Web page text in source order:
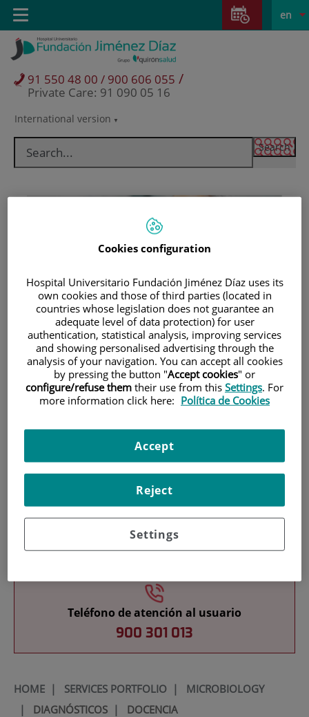
Jump to content
Jump
content
Language
selector
Active
en
International version
91 550 48 00 / 900 606 055 /
Private Care: 91 090 05 16
Toggle
navigation
Patients and visitors
Teléfono de atención al usuario
900 301 013
HOME| SERVICES PORTFOLIO| MICROBIOLOGY
| DIAGNÓSTICOS| DOCENCIA
Cookies configuration
Hospital Universitario Fundación Jiménez Díaz uses its
own cookies and those of third parties (located in
countries whose legislation does not guarantee an
adequate level of data protection) for user
authentication, statistical analysis, improving services
and showing personalised advertising through the
analysis of your navigation. You can accept all cookies
by pressing the button "Accept cookies" or
configure/refuse them their use from this Settings. For
more information click here: Política de Cookies
Settings
Reject
Accept